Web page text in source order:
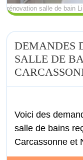
rénovation salle de bain
DEMANDES
SALLE DE
Voici des
salle de bains
Carcassonne et